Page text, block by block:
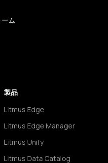
ム
製品
Litmus Edge
Litmus Edge Manager
Litmus Unify
Litmus Data Catalog